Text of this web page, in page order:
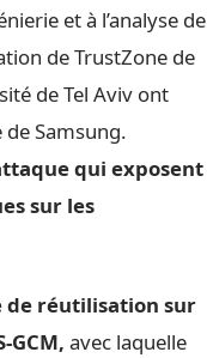
et à l’analyse de
de TrustZone de
de Tel Aviv ont
Samsung.
qui exposent
sur les
de réutilisation sur
GCM, avec laquelle